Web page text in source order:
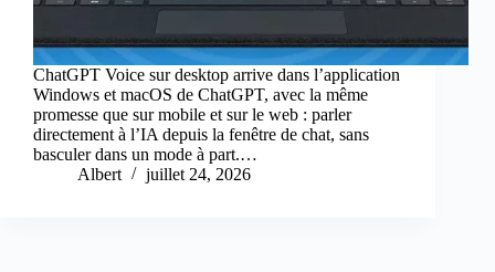
ChatGPT Voice sur desktop arrive dans l’application
Windows et macOS de ChatGPT, avec la même
promesse que sur mobile et sur le web : parler
directement à l’IA depuis la fenêtre de chat, sans
basculer dans un mode à part.…
Albert
juillet 24, 2026